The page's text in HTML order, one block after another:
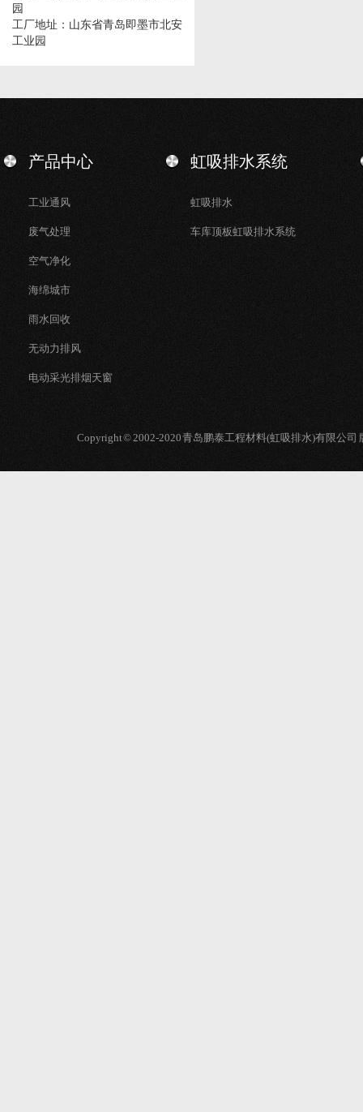
园
工厂地址：山东省青岛即墨市北安
工业园
产品中心
工业通风
废气处理
空气净化
海绵城市
雨水回收
无动力排风
电动采光排烟天窗
虹吸排水系统
虹吸排水
车库顶板虹吸排水系统
Copyright © 2002-2020 青岛鹏泰工程材料(虹吸排水)有限公司